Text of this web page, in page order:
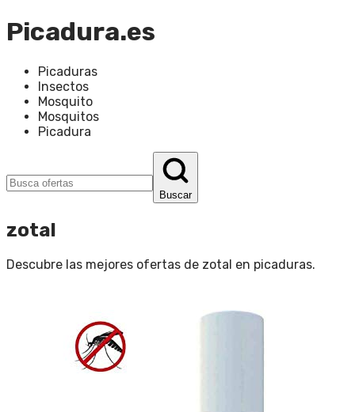
Picadura.es
Picaduras
Insectos
Mosquito
Mosquitos
Picadura
Buscar
zotal
Descubre las mejores ofertas de zotal en picaduras.